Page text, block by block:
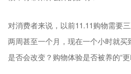
对消费者来说，以前11.11购物需要
两周甚至一个月，现在一个小时就买
是否会改变？购物体验是否被养的“更